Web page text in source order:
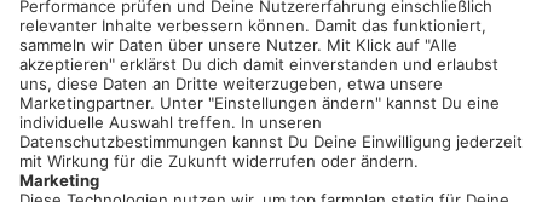
Sei immer auf dem Laufenden!
Neue Features, spannende Tipps und hilfreiche Anleitungen!